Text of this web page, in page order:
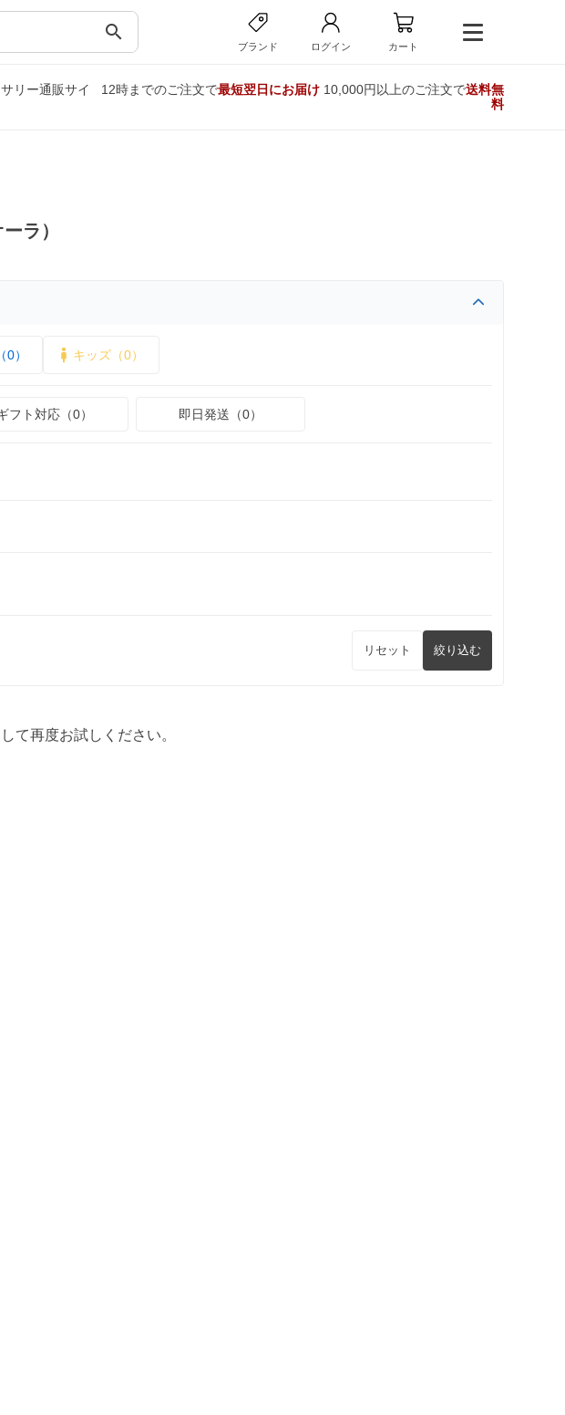
search
ブランド ログイン カート
リー通販サイ
12時までのご注文で最短翌日にお届け10,000円以上のご注文で送料無
料
ラ）
0） キッズ（0）
フト対応（0） 即日発送（0）
リセット 絞り込む
て再度お試しください。